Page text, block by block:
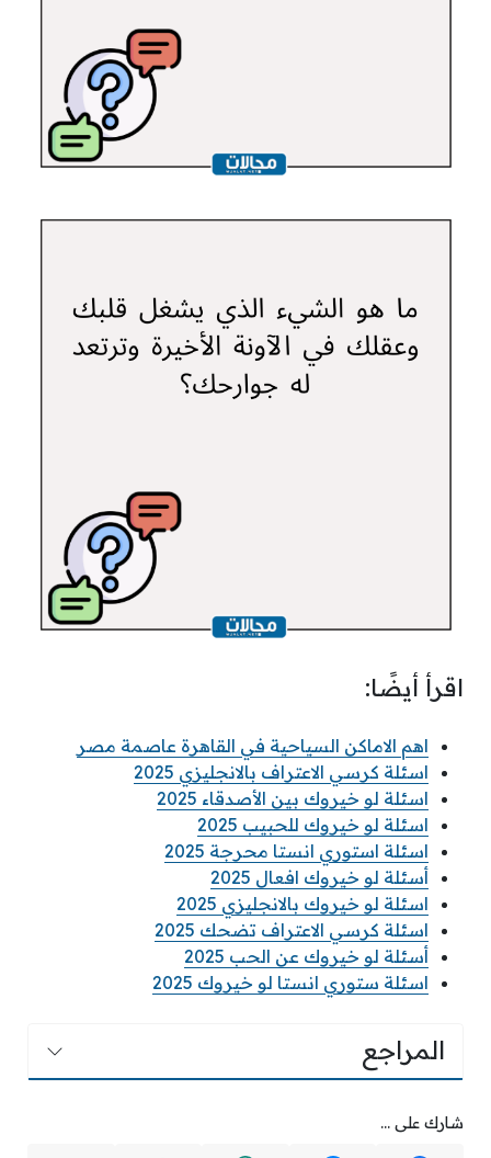
اقرأ أيضًا:
اهم الاماكن السياحية في القاهرة عاصمة مصر
اسئلة كرسي الاعتراف بالانجليزي 2025
اسئلة لو خيروك بين الأصدقاء 2025
اسئلة لو خيروك للحبيب 2025
اسئلة استوري انستا محرجة 2025
أسئلة لو خيروك افعال 2025
اسئلة لو خيروك بالانجليزي 2025
اسئلة كرسي الاعتراف تضحك 2025
أسئلة لو خيروك عن الحب 2025
اسئلة ستوري انستا لو خيروك 2025
المراجع
شارك على ...